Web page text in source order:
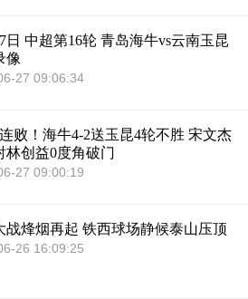
日 中超第16轮 青岛海牛vs云南玉昆
像
27 09:06:34
败！海牛4-2送玉昆4轮不胜 宋文杰
林创益0度角破门
27 09:00:19
战烽烟再起 铁西球场静候泰山压顶
26 16:09:25